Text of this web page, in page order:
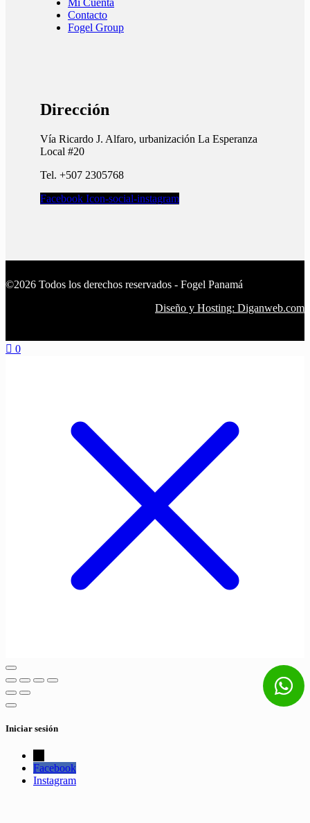
Mi Cuenta
Contacto
Fogel Group
Dirección
Vía Ricardo J. Alfaro, urbanización La Esperanza
Local #20
Tel. +507 2305768
Facebook Icon-social-instagram
©2026 Todos los derechos reservados - Fogel Panamá
Diseño y Hosting: Diganweb.com
0
Iniciar sesión
Facebook
Instagram